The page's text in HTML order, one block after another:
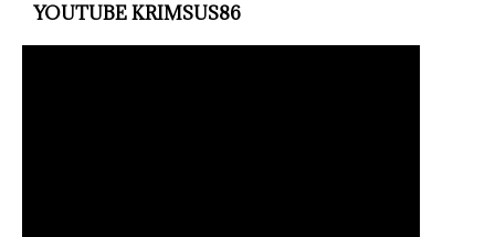
YOUTUBE KRIMSUS86